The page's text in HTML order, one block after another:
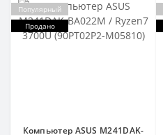
Популярный
Продано
Компьютер ASUS M241DAK-